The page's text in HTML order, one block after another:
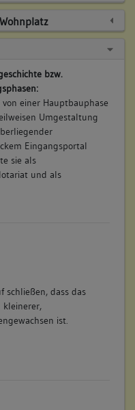
bzw.
einer Hauptbauphase
Umgestaltung
Eingangsportal
sie als
und als
schließen, dass das
kleinerer,
ist.